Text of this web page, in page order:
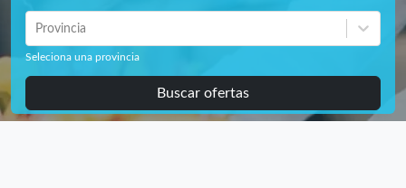
Provincia
Seleciona una provincia
Buscar ofertas